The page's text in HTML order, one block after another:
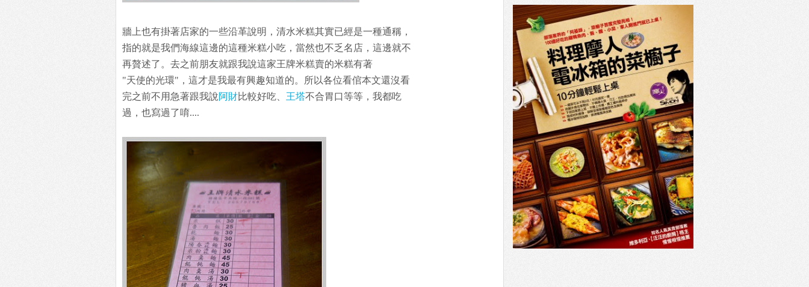
牆上也有掛著店家的一些沿革說明，清水米糕其實已經是一種通稱，
指的就是我們海線這邊的這種米糕小吃，當然也不乏名店，這邊就不
再贅述了。去之前朋友就跟我說這家王牌米糕賣的米糕有著
"天使的光環"，這才是我最有興趣知道的。所以各位看倌本文還沒看
完之前不用急著跟我說阿財比較好吃、 王塔不合胃口等等，我都吃
過，也寫過了唷....